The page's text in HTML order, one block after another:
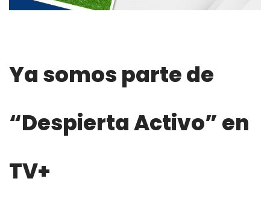
Ya somos parte de
“Despierta Activo” en
TV+